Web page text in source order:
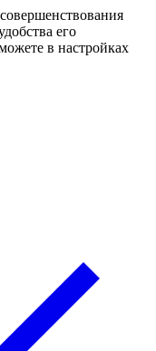
его
в настройках